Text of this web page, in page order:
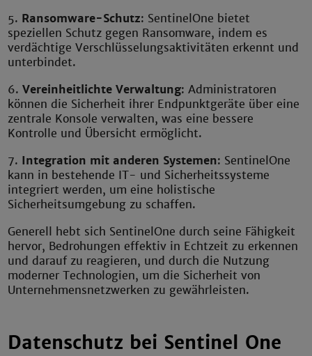
5. Ransomware-Schutz: SentinelOne bietet
speziellen Schutz gegen Ransomware, indem es
verdächtige Verschlüsselungsaktivitäten erkennt und
unterbindet.
6.Vereinheitlichte Verwaltung: Administratoren
können die Sicherheit ihrer Endpunktgeräte über eine
zentrale Konsole verwalten, was eine bessere
Kontrolle und Übersicht ermöglicht.
7. Integration mit anderen Systemen: SentinelOne
kann in bestehende IT- und Sicherheitssysteme
integriert werden, um eine holistische
Sicherheitsumgebung zu schaffen.
Generell hebt sich SentinelOne durch seine Fähigkeit
hervor, Bedrohungen effektiv in Echtzeit zu erkennen
und darauf zu reagieren, und durch die Nutzung
moderner Technologien, um die Sicherheit von
Unternehmensnetzwerken zu gewährleisten.
Datenschutz bei Sentinel One